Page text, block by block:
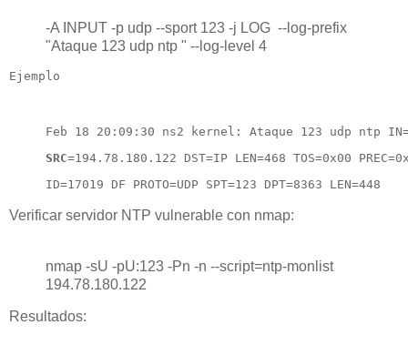
-A INPUT -p udp --sport 123 -j LOG --log-prefix
"Ataque 123 udp ntp " --log-level 4
Ejemplo
Feb 18 20:09:30 ns2 kernel: Ataque 123 udp ntp
SRC=194.78.180.122 DST=IP LEN=468 TOS=0x00
ID=17019 DF PROTO=UDP SPT=123 DPT=8363 LEN=448
Verificar servidor NTP vulnerable con nmap:
nmap -sU -pU:123 -Pn -n --script=ntp-monlist
194.78.180.122
Resultados: